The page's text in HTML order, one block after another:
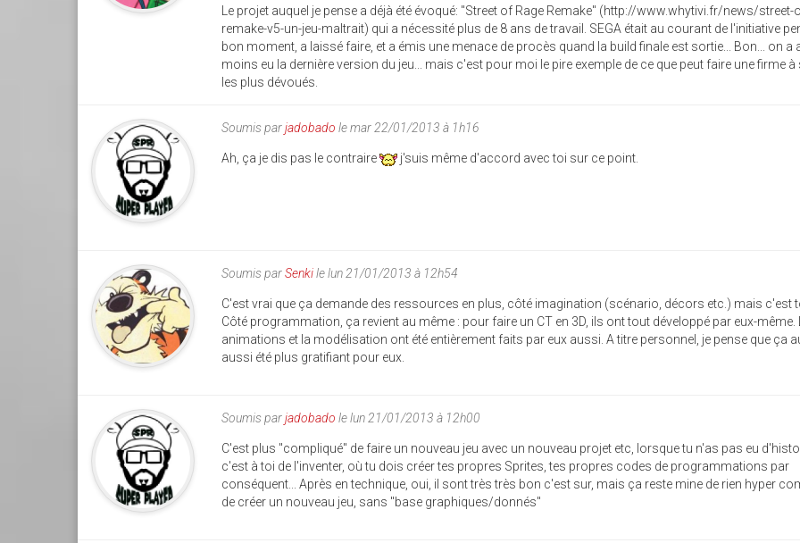
Le projet auquel je pense a déjà été évoqué: "Street of Rage Remake" (http://www.whytivi.fr/news/street-
remake-v5-un-jeu-maltrait) qui a nécessité plus de 8 ans de travail. SEGA était au courant de l'initiative
bon moment, a laissé faire, et a émis une menace de procès quand la build finale est sortie... Bon... on a
moins eu la dernière version du jeu... mais c'est pour moi le pire exemple de ce que peut faire une firme
les plus dévoués.
Soumis parjadobado le mar 22/01/2013 à 1h16
Ah, ça je dis pas le contraire j'suis même d'accord avec toi sur ce point.
Soumis parSenkile lun 21/01/2013 à 12h54
C'est vrai que ça demande des ressources en plus, côté imagination (scénario, décors etc.) mais c'est
Côté programmation, ça revient au même : pour faire un CT en 3D, ils ont tout développé par eux-même.
animations et la modélisation ont été entièrement faits par eux aussi. A titre personnel, je pense que ça
aussi été plus gratifiant pour eux.
Soumis parjadobado le lun 21/01/2013 à 12h00
C'est plus "compliqué" de faire un nouveau jeu avec un nouveau projet etc, lorsque tu n'as pas eu
c'est à toi de l'inventer, où tu dois créer tes propres Sprites, tes propres codes de programmations par
conséquent... Après en technique, oui, il sont très très bon c'est sur, mais ça reste mine de rien hyper
de créer un nouveau jeu, sans "base graphiques/donnés"